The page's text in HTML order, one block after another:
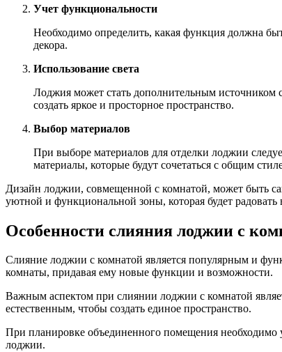
Учет функциональности
Необходимо определить, какая функция должна
декора.
Использование света
Лоджия может стать дополнительным источником
создать яркое и просторное пространство.
Выбор материалов
При выборе материалов для отделки лоджии
материалы, которые будут сочетаться с общим
Дизайн лоджии, совмещенной с комнатой, может быть
уютной и функциональной зоны, которая будет
Особенности слияния лоджии с
Слияние лоджии с комнатой является популярным и
комнаты, придавая ему новые функции и возможности.
Важным аспектом при слиянии лоджии с комнатой
естественным, чтобы создать единое пространство.
При планировке объединенного помещения необходимо
лоджии.